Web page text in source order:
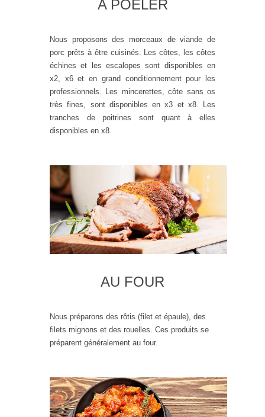
A POÊLER
Nous proposons des morceaux de viande de
porc prêts à être cuisinés. Les côtes, les côtes
échines et les escalopes sont disponibles en
x2, x6 et en grand conditionnement pour les
professionnels. Les mincerettes, côte sans os
très fines, sont disponibles en x3 et x8. Les
tranches de poitrines sont quant à elles
disponibles en x8.
AU FOUR
Nous préparons des rôtis (filet et épaule), des
filets mignons et des rouelles. Ces produits se
préparent généralement au four.